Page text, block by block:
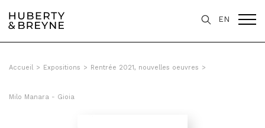
EN
Accueil > Expositions > Rentrée 2021, nouvelles oeuvres >
Milo Manara - Gioia